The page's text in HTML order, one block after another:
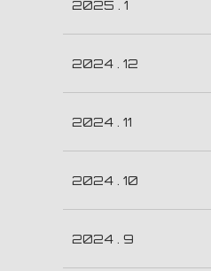
2025 . 1
2024 . 12
2024 . 11
2024 . 10
2024 . 9